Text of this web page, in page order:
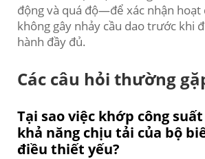
động và quá độ—để xác nhận hoạt
không gây nhảy cầu dao trước khi
hành đầy đủ.
Các câu hỏi thường
Tại sao việc khớp công
khả năng chịu tải của bộ
điều thiết yếu?